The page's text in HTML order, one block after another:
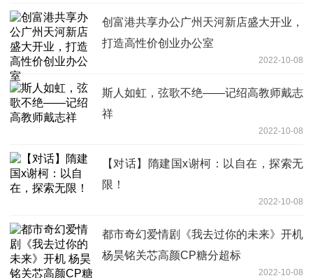
创富港共享办公广州天河新店盛大开业，
打造高性价创业办公室
2022-10-08
斯人如虹，弦歌不绝——记绍高教师戴志
祥
2022-10-08
【对话】隋建国x谢柯：以自在，探索无
限！
2022-10-08
都市奇幻爱情剧《我去过你的未来》开机
杨昊铭关芯高颜CP糖分超标
2022-10-08